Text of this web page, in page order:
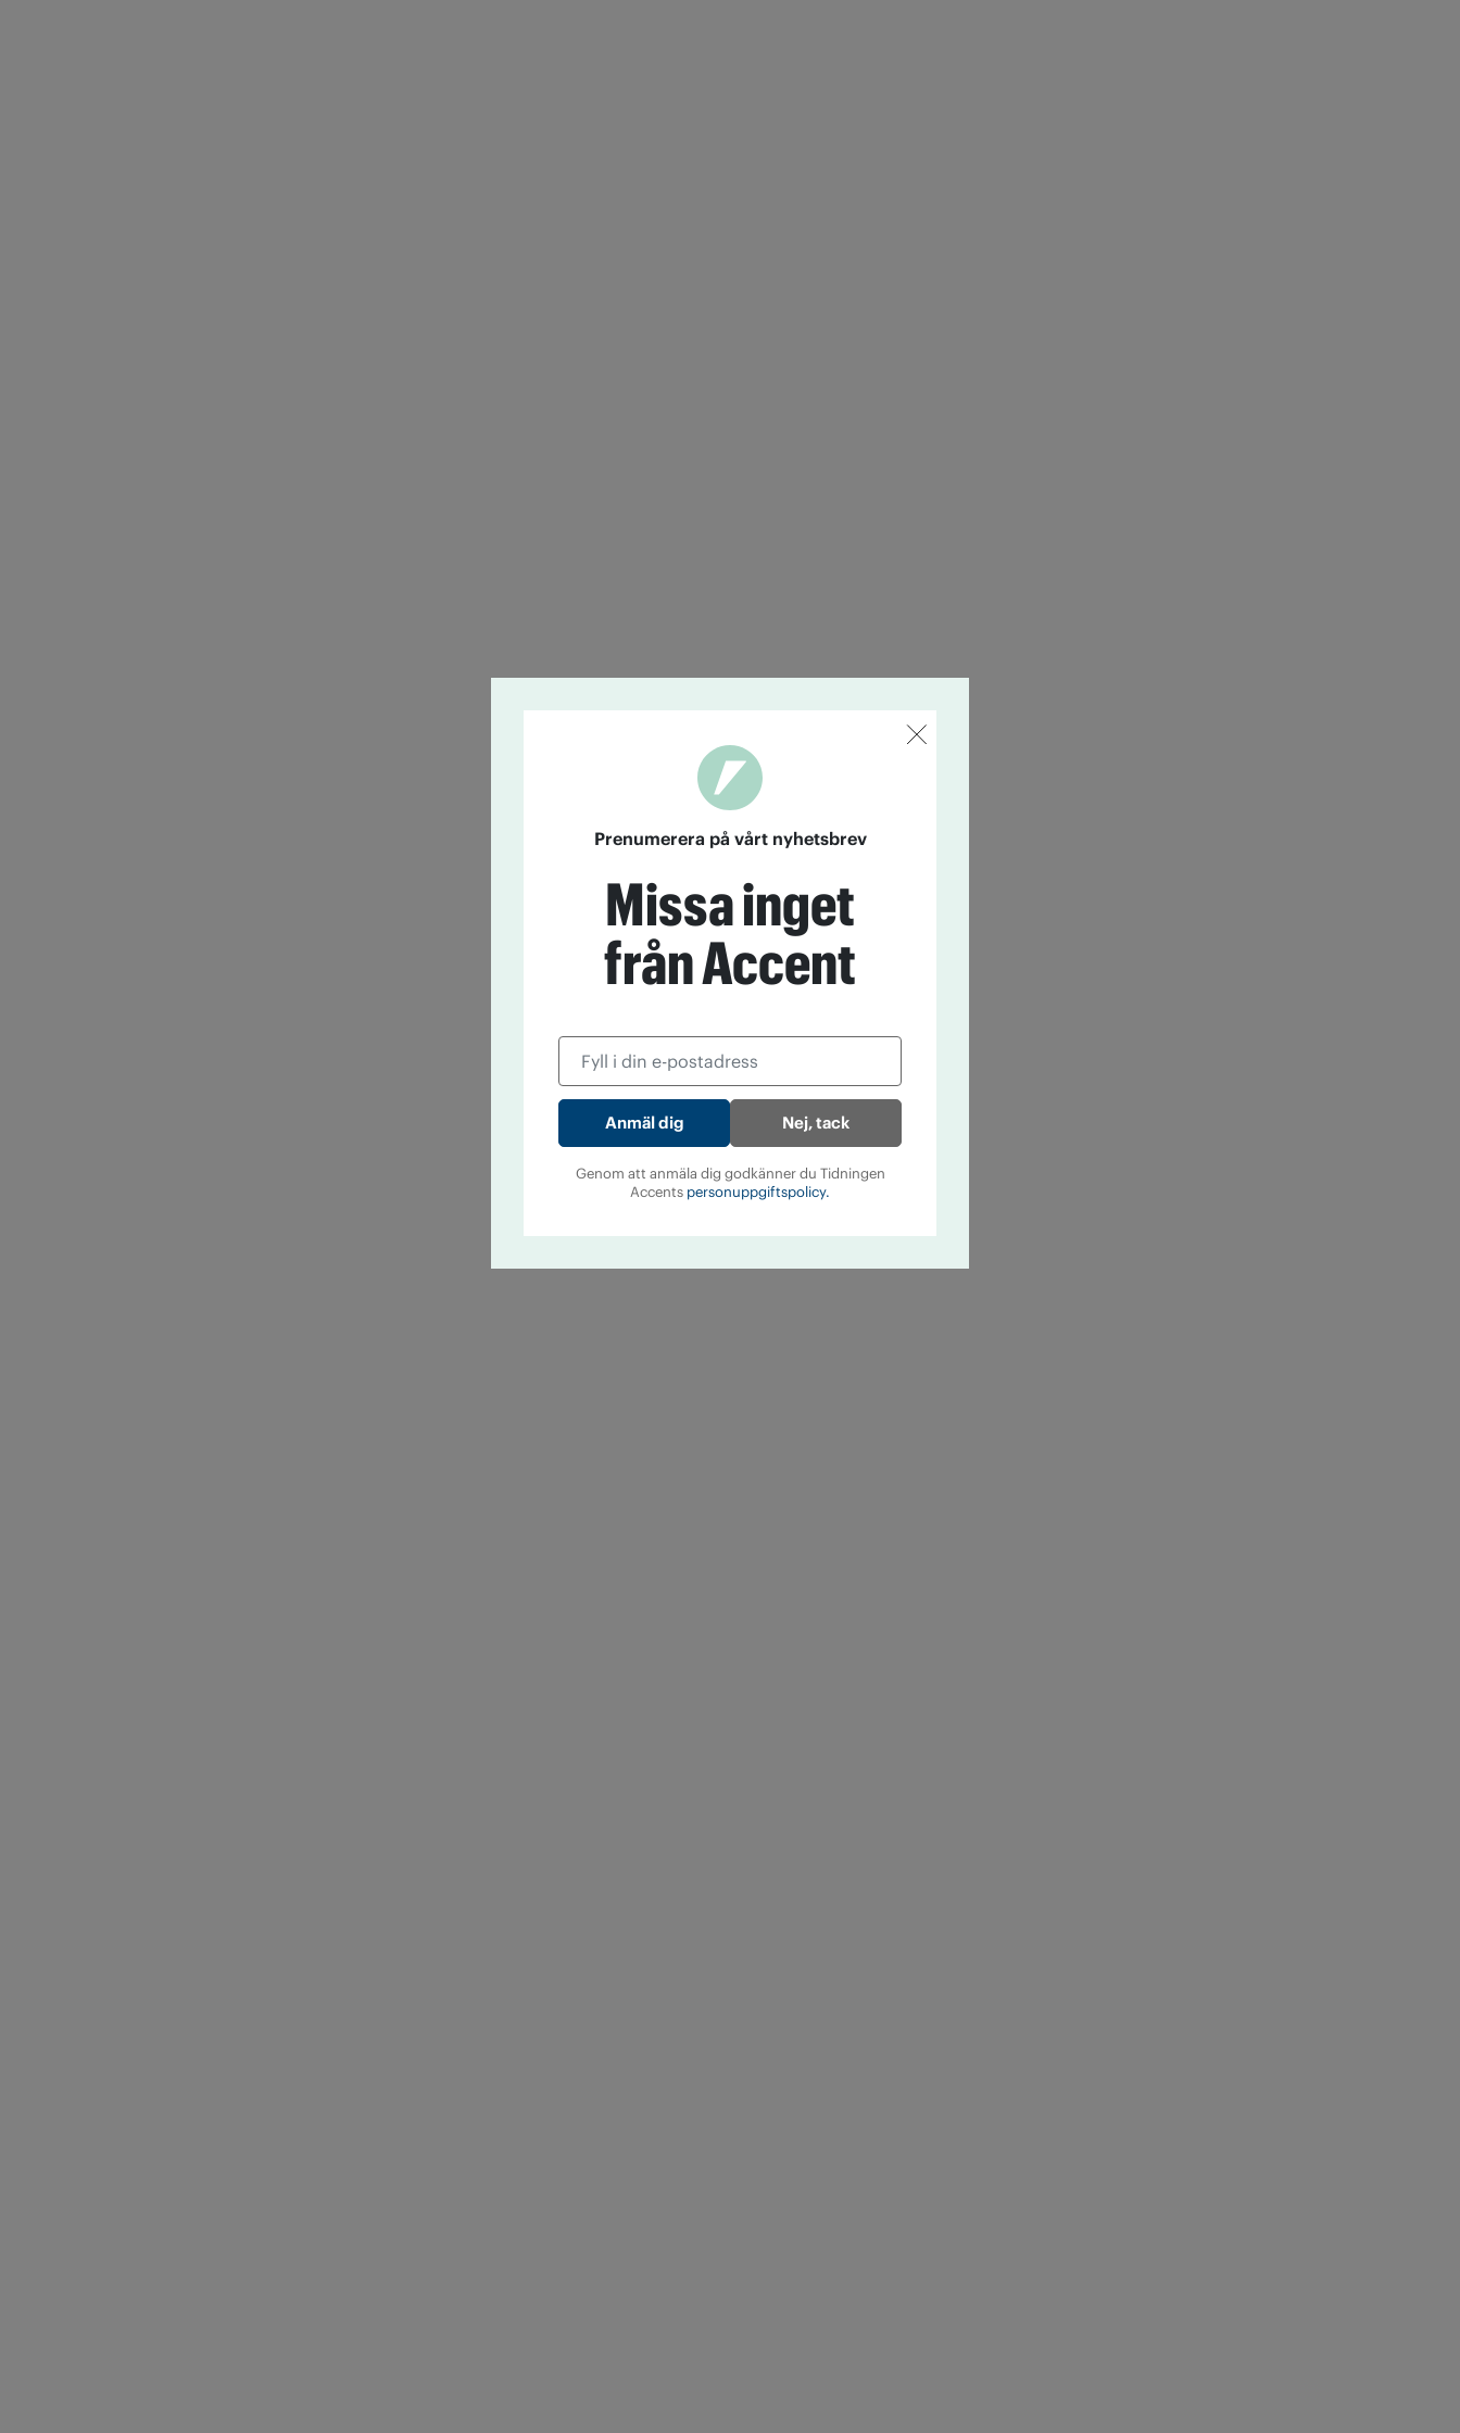
Prenumerera på vårt nyhetsbrev
Missa inget
från Accent
Nej, tack
Genom att anmäla dig godkänner du Tidningen
Accents personuppgiftspolicy.